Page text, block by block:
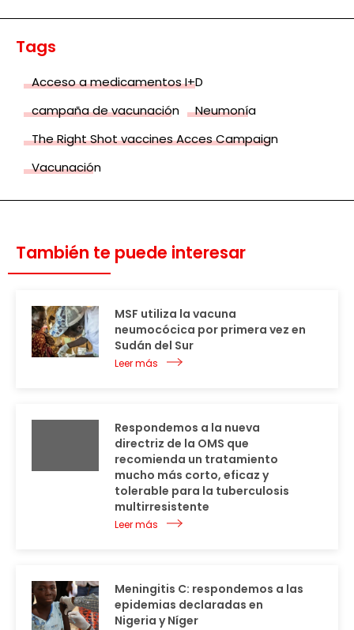
Tags
Acceso a medicamentos I+D
campaña de vacunación
Neumonía
The Right Shot vaccines Acces Campaign
Vacunación
También te puede interesar
MSF utiliza la vacuna
neumocócica por primera vez en
Sudán del Sur
Leer más
Respondemos a la nueva
directriz de la OMS que
recomienda un tratamiento
mucho más corto, eficaz y
tolerable para la tuberculosis
multirresistente
Leer más
Meningitis C: respondemos a las
epidemias declaradas en
Nigeria y Níger